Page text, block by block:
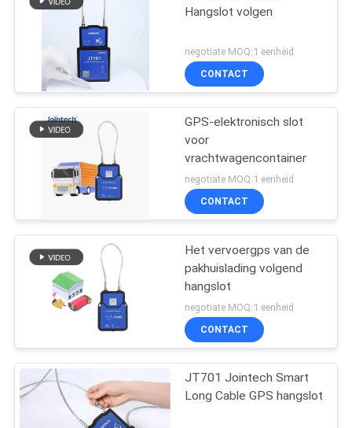
Hangslot volgen
negotiate MOQ:1 eenheid
CONTACT
GPS-elektronisch slot
voor
vrachtwagencontainer
negotiate MOQ:1 eenheid
CONTACT
Het vervoergps van de
pakhuislading volgend
hangslot
negotiate MOQ:1 eenheid
CONTACT
JT701 Jointech Smart
Long Cable GPS hangslot